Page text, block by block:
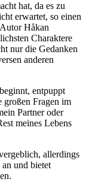
hat, da es zu
erwartet, so einen
Håkan
Charaktere
nur die Gedanken
anderen
entpuppt
großen Fragen im
Partner oder
meines Lebens
allerdings
und bietet